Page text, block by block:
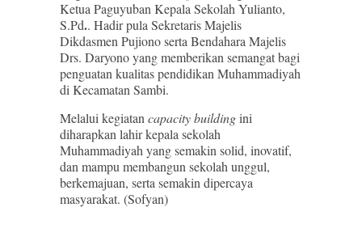
Ketua Paguyuban Kepala Sekolah Yulianto,
S.Pd.. Hadir pula Sekretaris Majelis
Dikdasmen Pujiono serta Bendahara Majelis
Drs. Daryono yang memberikan semangat bagi
penguatan kualitas pendidikan Muhammadiyah
di Kecamatan Sambi.
Melalui kegiatan capacity buildingini
diharapkan lahir kepala sekolah
Muhammadiyah yang semakin solid, inovatif,
dan mampu membangun sekolah unggul,
berkemajuan, serta semakin dipercaya
masyarakat. (Sofyan)